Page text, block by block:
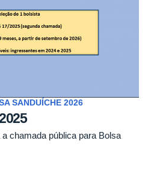
SANDUÍCHE 2026
chamada pública para Bolsa